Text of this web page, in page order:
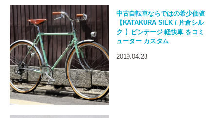
中古自転車ならではの希少価値
【KATAKURA SILK / 片倉シル
ク 】ビンテージ 軽快車 をコミ
ューター カスタム
2019.04.28